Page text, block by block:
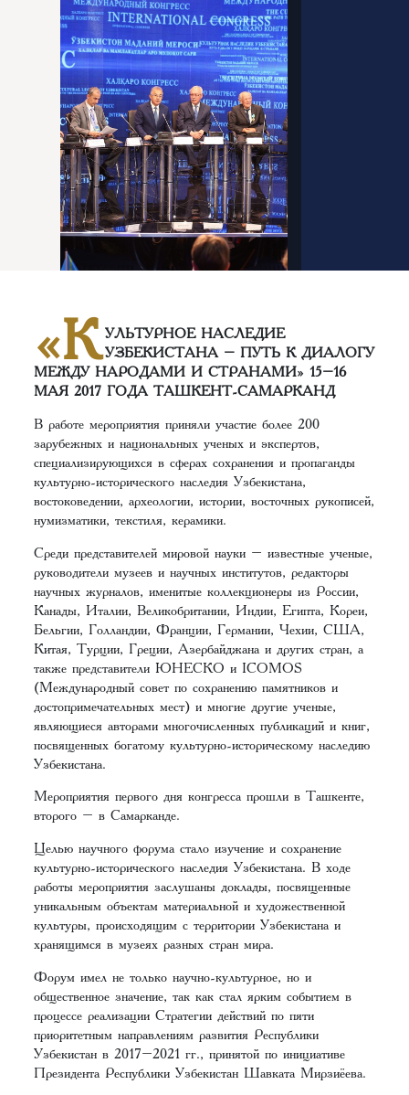
«К УЛЬТУРНОЕ НАСЛЕДИЕ
УЗБЕКИСТАНА – ПУТЬ К ДИАЛОГУ
МЕЖДУ НАРОДАМИ И СТРАНАМИ» 15–16
МАЯ 2017 ГОДА ТАШКЕНТ-САМАРКАНД
В работе мероприятия приняли участие более 200
зарубежных и национальных ученых и экспертов,
специализирующихся в сферах сохранения и пропаганды
культурно-исторического наследия Узбекистана,
востоковедении, археологии, истории, восточных рукописей,
нумизматики, текстиля, керамики.
Среди представителей мировой науки – известные ученые,
руководители музеев и научных институтов, редакторы
научных журналов, именитые коллекционеры из России,
Канады, Италии, Великобритании, Индии, Египта, Кореи,
Бельгии, Голландии, Франции, Германии, Чехии, США,
Китая, Турции, Греции, Азербайджана и других стран, а
также представители ЮНЕСКО и ICOMOS
(Международный совет по сохранению памятников и
достопримечательных мест) и многие другие ученые,
являющиеся авторами многочисленных публикаций и книг,
посвященных богатому культурно-историческому наследию
Узбекистана.
Мероприятия первого дня конгресса прошли в Ташкенте,
второго – в Самарканде.
Целью научного форума стало изучение и сохранение
культурно-исторического наследия Узбекистана. В ходе
работы мероприятия заслушаны доклады, посвященные
уникальным объектам материальной и художественной
культуры, происходящим с территории Узбекистана и
хранящимся в музеях разных стран мира.
Форум имел не только научно-культурное, но и
общественное значение, так как стал ярким событием в
процессе реализации Стратегии действий по пяти
приоритетным направлениям развития Республики
Узбекистан в 2017–2021 гг., принятой по инициативе
Президента Республики Узбекистан Шавката Мирзиёева.